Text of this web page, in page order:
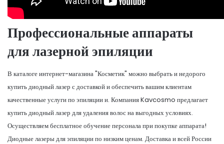
Профессиональные аппараты
для лазерной эпиляции
В каталоге интернет-магазина "Косметик" можно выбрать и недорого
купить диодный лазер с доставкой и обеспечить вашим клиентам
качественные услуги по эпиляции и. Компания Kavcosmo предлагает
купить диодный лазер для удаления волос на выгодных условиях.
Осуществляем бесплатное обучение персонала при покупке аппарата!
Диодные лазеры для эпиляции по низким ценам. Доставка и всей России